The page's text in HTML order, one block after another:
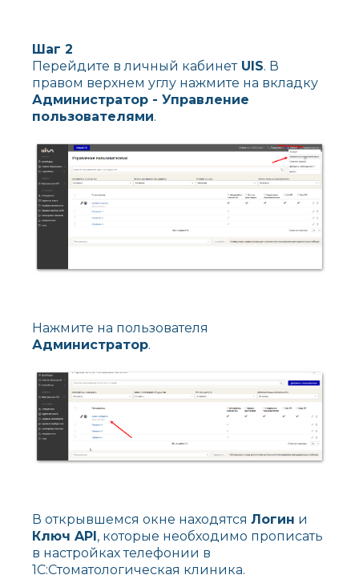
Шаг 2
Перейдите в личный кабинетUIS. В
правом верхнем углу нажмите на вкладку
Администратор - Управление
пользователями.
Нажмите на пользователя
Администратор.
В открывшемся окне находятся Логин и
Ключ API , которые необходимо прописать
в настройках телефонии в
1С:Стоматологическая клиника.